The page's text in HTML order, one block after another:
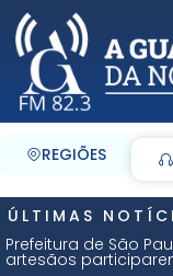
REGIÕES
ÚLTIMAS
Prefeitura de São
artesãos